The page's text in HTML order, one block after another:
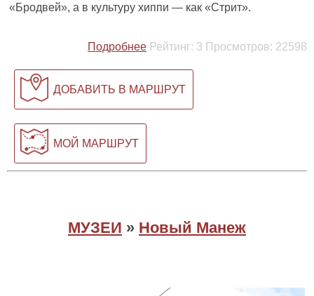
«Бродвей», а в культуру хиппи — как «Стрит».
Подробнее Рейтинг: 3 Просмотров: 22598
ДОБАВИТЬ В МАРШРУТ
МОЙ МАРШРУТ
МУЗЕИ » Новый Манеж